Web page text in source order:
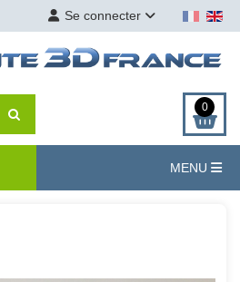
Se connecter
0
MENU